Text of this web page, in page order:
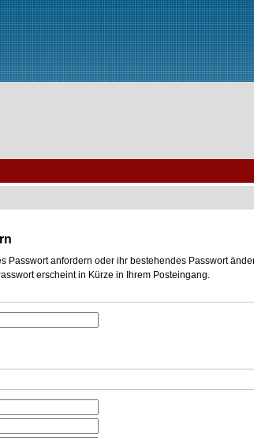
Passwort anfordern oder ihr bestehendes Passwort
erscheint in Kürze in Ihrem Posteingang.